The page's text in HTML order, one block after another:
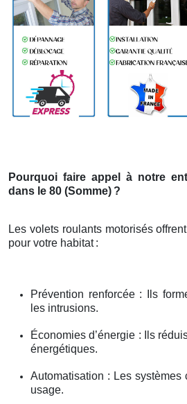
Pourquoi faire appel à notre
dans le 80 (Somme) ?
Les volets roulants motorisés
pour votre habitat :
Prévention renforcée : Ils
les intrusions.
Économies d’énergie : Ils
énergétiques.
Automatisation : Les systèmes
usage.